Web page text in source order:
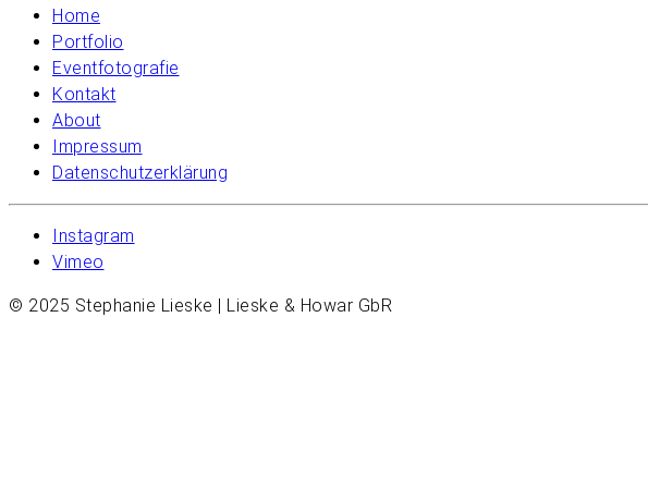
Home
Portfolio
Eventfotografie
Kontakt
About
Impressum
Datenschutzerklärung
Instagram
Vimeo
© 2025 Stephanie Lieske | Lieske & Howar GbR